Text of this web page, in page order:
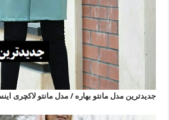
جدیدترین مدل مانتو بهاره / مدل مانتو لاکچری